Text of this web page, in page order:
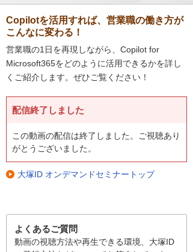
Copilotを活用すれば、営業職の働き方が
こんなに変わる！
営業職の1日を再現しながら、Copilot for
Microsoft365をどのように活用できるかを詳し
くご紹介します。ぜひご覧ください！
配信終了しました
この動画の配信は終了しました。ご視聴あり
がとうございました。
大塚ID オンデマンドセミナートップ
よくあるご質問
動画の視聴方法や再生できる環境、大塚ID